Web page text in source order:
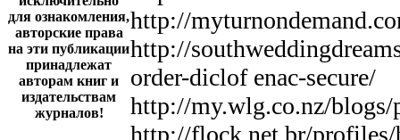
для ознакомления,
авторские права
на эти публикации
принадлежат
авторам книг и
издательствам
журналов!
http://
http://
order-diclof enac-secure/
http://my.wlg.co.nz/blogs/
http://flock.net.br/